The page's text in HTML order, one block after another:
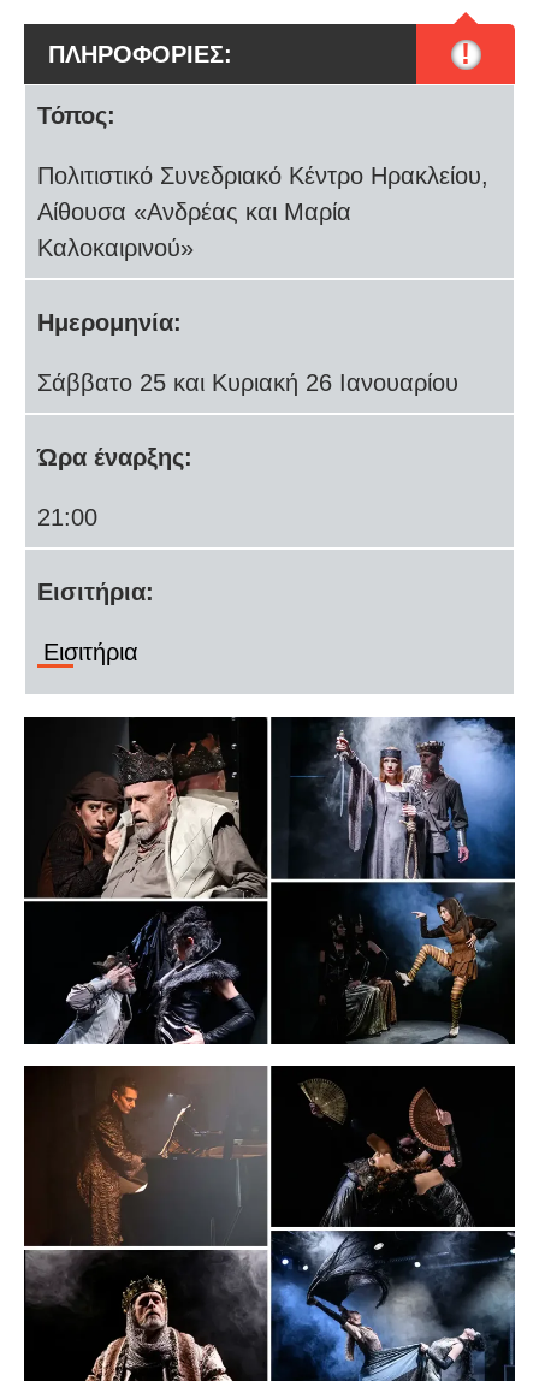
ΠΛΗΡΟΦΟΡΙΕΣ: !
Τόπος:
Πολιτιστικό Συνεδριακό Κέντρο Ηρακλείου,
Αίθουσα «Ανδρέας και Μαρία
Καλοκαιρινού»
Ημερομηνία:
Σάββατο 25 και Κυριακή 26 Ιανουαρίου
Ώρα έναρξης:
21:00
Εισιτήρια:
Εισιτήρια